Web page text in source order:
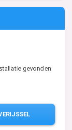
gevonden